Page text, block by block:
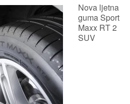
Nova ljetna
guma Sport
Maxx RT 2
SUV